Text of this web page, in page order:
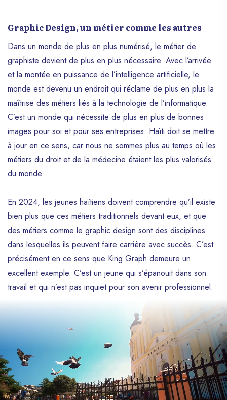
À cette occasion, il lance un appel aux
dons (argent, livres, matériel éducatif) pour
soutenir un projet ambitieux : la création de
la Bibliothèque du Lycée de Duvivier.
Graphic Design, un métier comme les autres
Dans un monde de plus en plus numérisé, le métier de
graphiste devient de plus en plus nécessaire. Avec l’arrivée
et la montée en puissance de l’intelligence artificielle, le
monde est devenu un endroit qui réclame de plus en plus la
maîtrise des métiers liés à la technologie de l’informatique.
C’est un monde qui nécessite de plus en plus de bonnes
images pour soi et pour ses entreprises. Haïti doit se mettre
à jour en ce sens, car nous ne sommes plus au temps où les
métiers du droit et de la médecine étaient les plus valorisés
du monde.
En 2024, les jeunes haïtiens doivent comprendre qu’il existe
bien plus que ces métiers traditionnels devant eux, et que
des métiers comme le graphic design sont des disciplines
dans lesquelles ils peuvent faire carrière avec succès. C’est
précisément en ce sens que King Graph demeure un
excellent exemple. C’est un jeune qui s’épanouit dans son
travail et qui n’est pas inquiet pour son avenir professionnel.